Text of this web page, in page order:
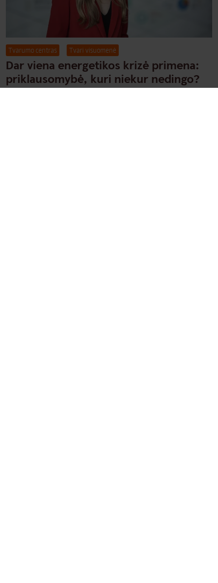
Tvarumo centras Tvari visuomenė
Dar viena energetikos krizė primena:
priklausomybė, kuri niekur nedingo?